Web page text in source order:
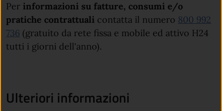
Per informazioni su fatture, consumi e/o
pratiche contrattuali contatta il numero 800 992
736 (apre in un'altra scheda).
(gratuito da rete fissa e mobile ed attivo H24
tutti i giorni dell'anno).
Ulteriori informazioni